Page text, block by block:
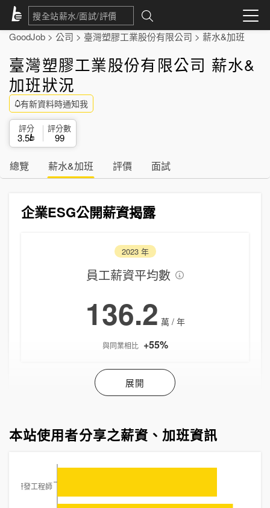
GoodJob > 公司 > 臺灣塑膠工業股份有限公司 > 薪水&加班
臺灣塑膠工業股份有限公司 薪水&
加班狀況
有新資料時通知我
評分
3.5
評分數
99
總覽 薪水&加班 評價 面試
企業ESG公開薪資揭露
2023年
員工薪資平均數
136.2 萬 / 年
與同業相比 +55%
展開
本站使用者分享之薪資、加班資訊
AI研發工程師